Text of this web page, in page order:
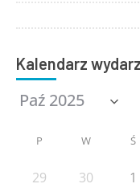
Kalendarz
P W Ś
29 30 1